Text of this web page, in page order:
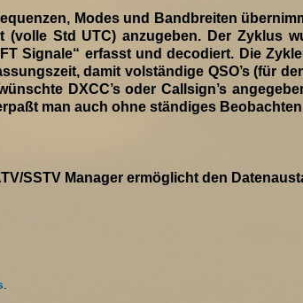
Modes und Bandbreiten
(volle Std UTC) anzugeben. Der Zyklus
Signale“ erfasst und decodiert. Die
damit volständige QSO’s (für
DXCC’s oder Callsign’s
man auch ohne ständiges
SSTV Manager ermöglicht den